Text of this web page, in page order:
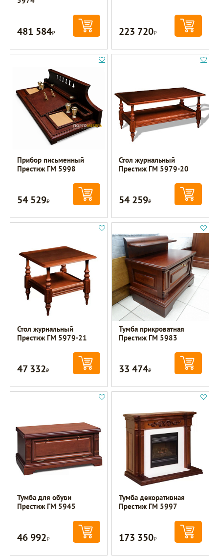
481 584Р 223 720Р
Прибор письменный
Престиж ГМ 5998
54 529Р
Стол журнальный
Престиж ГМ 5979-20
54 259Р
Стол журнальный
Престиж ГМ 5979-21
47 332Р
Тумба прикроватная
Престиж ГМ 5983
33 474Р
Тумба для обуви
Престиж ГМ 5945
46 992Р
Тумба декоративная
Престиж ГМ 5997
173 350Р